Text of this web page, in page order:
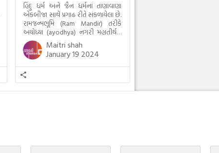
હિંદુ ધર્મ અને જૈન ધર્મનાં તાણાવાણા
એકબીજા સાથે પ્રગાઢ રીતે સંકળાયેલા છે.
રામજન્મભૂમિ (Ram Mandir) તરીકે
અયોધ્યા (ayodhya) નગરી મહાતીર્થનું
ગૌરવ પામી છે, તો એ જ રીતે જૈન ધર્મના
ચોવીસ તીર્થંકરોમાંથી પાંચ-પાંચ
તીર્થંકરોનો જન્મ આ અયોધ્યાની પાવન
ભૂમિ પર થયો છે. જૈન ધર્મમાં ચોવીસ
તીર્થંકરોમાંથી પાંચ-પાંચ તીર્થંકરોનાં
કલ્યાણકો અહીં આવ્યાં છે. દરેક
તીર્થંકરના જીવનની ચ્યવન(માતાના […]
Maitri shah
January 19 2024